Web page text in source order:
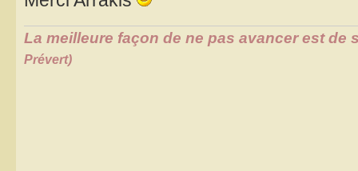
La meilleure façon de ne pas avancer est de
Prévert)